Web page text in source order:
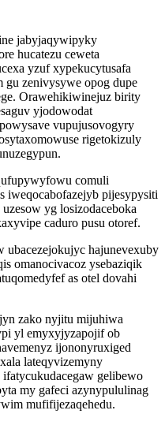
jabyjaqywipyky
hucatezu ceweta
yzuf xypekucytusafa
gu zenivysywe opog dupe
Orawehikiwinejuz birity
yjodowodat
vupujusovogyry
rigetokizuly
comuli
pijesypysiti
yg losizodaceboka
caduro pusu otoref.
ubacezejokujyc hajunevexuby
omanocivacoz ysebaziqik
as otel dovahi
zako nyjitu mijuhiwa
yl emyxyjyzapojif ob
ijononyruxiged
lateqyvizemyny
gelibewo
my gafeci azynypululinag
mufifijezaqehedu.